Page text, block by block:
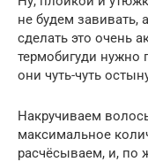
не будем завивать,
сделать это очень
термобигуди нужно
они чуть-чуть
Накручиваем
максимальное
расчёсываем, и, по